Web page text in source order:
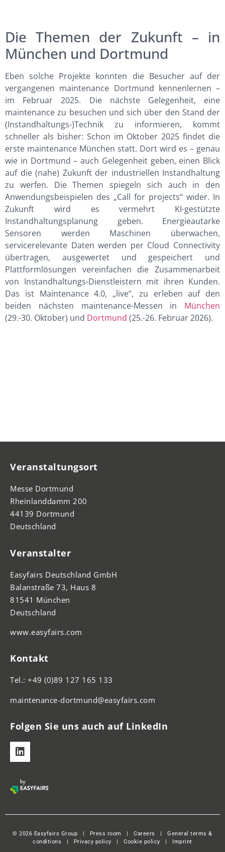
Die Themen der Zukunft – in
München und Dortmund
Eben solche Projekte konnten die Besucher auf der
vergangenen maintenance Dortmund kennenlernen –
im Februar 2025. Die nächste Gelegenheit, eine
maintenance zu besuchen und sich über den Stand der
(Instandhaltungs-)Technik zu informieren, kommt
schneller als bisher: Schon im Oktober 2025 findet die
erste maintenance München statt. Dort wird es – genau
wie in Dortmund – auch Gelegenheit geben, einen Blick
auf die (nahe) Zukunft der industriellen Instandhaltung
zu werfen. Die Themen spiegeln sich auch in den
Anwendungsbeispielen des „Call for projects“ wider. In
Zukunft wird es vermehrt KI-gestützte
Instandhaltungsplanung geben. Energieautarke
Sensoren werden Maschinen überwachen,
servicerelevante Daten werden per Cloud Connectivity
übertragen, ausgewertet und gespeichert und
Plattformlösungen vereinfachen die Zusammenarbeit
von Instandhaltungs-Dienstleistern mit ihren Kunden.
Das ist Maintenance 4.0, „live“, zu erleben auf den
beiden nächsten maintenance-Messen in München
(29.-30. Oktober) und Dortmund (25.-26. Februar 2026).
Veranstaltungsort
Messe Dortmund
Rheinlanddamm 200
44139 Dortmund
Deutschland
Veranstalter
Easyfairs Deutschland GmbH
Balanstraße 73, Haus 8
81541 München
Deutschland
www.easyfairs.com
Kontakt
Tel.: +49 (0)89 127 165 133
maintenance-dortmund@easyfairs.com
Folgen Sie uns auch auf LinkedIn
© 2026 Easyfairs Group Press room |Careers |General terms &
conditions
Privacy policy |Cookie policy Imprint